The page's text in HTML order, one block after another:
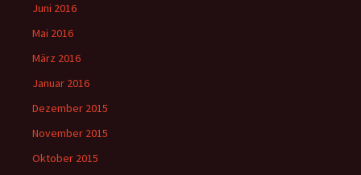
Juni 2016
Mai 2016
März 2016
Januar 2016
Dezember 2015
November 2015
Oktober 2015